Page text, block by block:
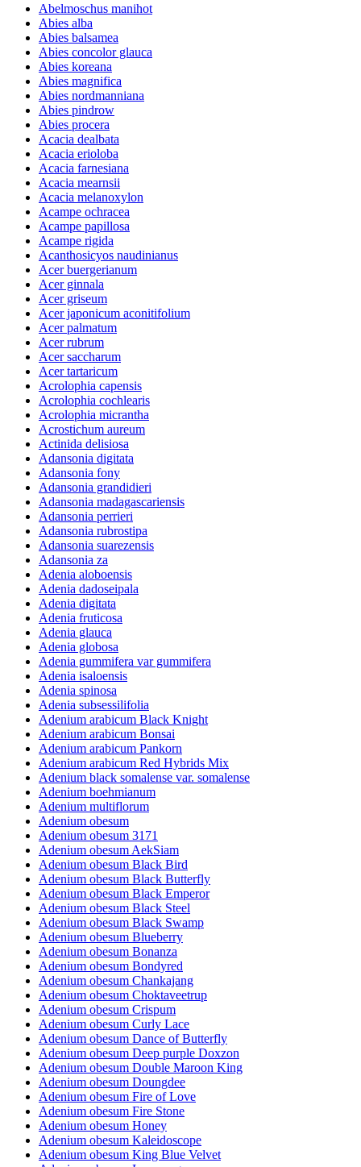
Abelmoschus manihot
Abies alba
Abies balsamea
Abies concolor glauca
Abies koreana
Abies magnifica
Abies nordmanniana
Abies pindrow
Abies procera
Acacia dealbata
Acacia erioloba
Acacia farnesiana
Acacia mearnsii
Acacia melanoxylon
Acampe ochracea
Acampe papillosa
Acampe rigida
Acanthosicyos naudinianus
Acer buergerianum
Acer ginnala
Acer griseum
Acer japonicum aconitifolium
Acer palmatum
Acer rubrum
Acer saccharum
Acer tartaricum
Acrolophia capensis
Acrolophia cochlearis
Acrolophia micrantha
Acrostichum aureum
Actinida delisiosa
Adansonia digitata
Adansonia fony
Adansonia grandidieri
Adansonia madagascariensis
Adansonia perrieri
Adansonia rubrostipa
Adansonia suarezensis
Adansonia za
Adenia aloboensis
Adenia dadoseipala
Adenia digitata
Adenia fruticosa
Adenia glauca
Adenia globosa
Adenia gummifera var gummifera
Adenia isaloensis
Adenia spinosa
Adenia subsessilifolia
Adenium arabicum Black Knight
Adenium arabicum Bonsai
Adenium arabicum Pankorn
Adenium arabicum Red Hybrids Mix
Adenium black somalense var. somalense
Adenium boehmianum
Adenium multiflorum
Adenium obesum
Adenium obesum 3171
Adenium obesum AekSiam
Adenium obesum Black Bird
Adenium obesum Black Butterfly
Adenium obesum Black Emperor
Adenium obesum Black Steel
Adenium obesum Black Swamp
Adenium obesum Blueberry
Adenium obesum Bonanza
Adenium obesum Bondyred
Adenium obesum Chankajang
Adenium obesum Choktaveetrup
Adenium obesum Crispum
Adenium obesum Curly Lace
Adenium obesum Dance of Butterfly
Adenium obesum Deep purple Doxzon
Adenium obesum Double Maroon King
Adenium obesum Doungdee
Adenium obesum Fire of Love
Adenium obesum Fire Stone
Adenium obesum Honey
Adenium obesum Kaleidoscope
Adenium obesum King Blue Velvet